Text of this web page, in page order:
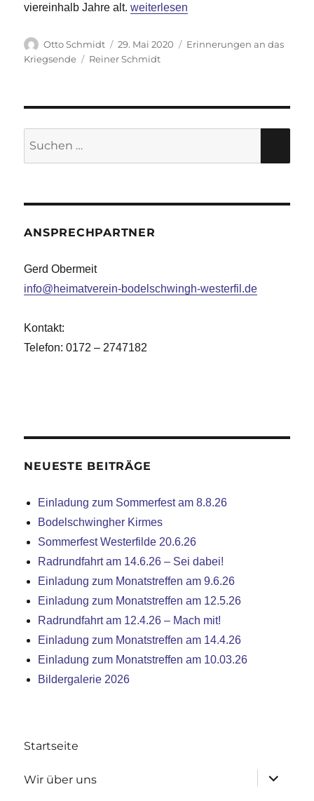
viereinhalb Jahre alt.„Erinnerungen an das Kriegsende
weiterlesen
Autor
Otto Schmidt
Veröffentlicht
am
29. Mai 2020 Kategorien
Erinnerungen an das
Kriegsende
Schlagwörter
Reiner Schmidt
ANSPRECHPARTNER
Gerd Obermeit
info@heimatverein-bodelschwingh-westerfil.de
Kontakt:
Telefon: 0172 – 2747182
NEUESTE BEITRÄGE
Einladung zum Sommerfest am 8.8.26
Bodelschwingher Kirmes
Sommerfest Westerfilde 20.6.26
Radrundfahrt am 14.6.26 – Sei dabei!
Einladung zum Monatstreffen am 9.6.26
Einladung zum Monatstreffen am 12.5.26
Radrundfahrt am 12.4.26 – Mach mit!
Einladung zum Monatstreffen am 14.4.26
Einladung zum Monatstreffen am 10.03.26
Bildergalerie 2026
Startseite
Wir über uns